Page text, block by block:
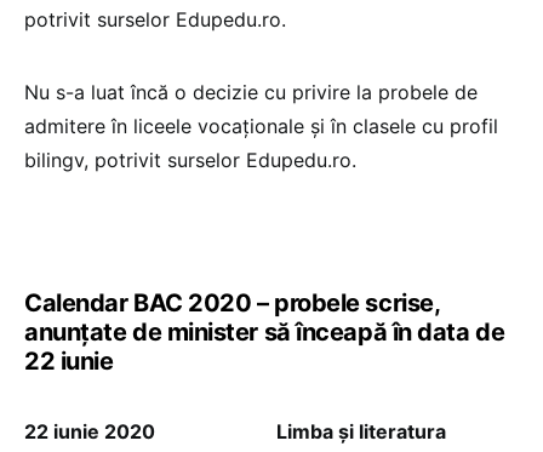
potrivit surselor Edupedu.ro.
Nu s-a luat încă o decizie cu privire la probele de
admitere în liceele vocaționale și în clasele cu profil
bilingv, potrivit surselor Edupedu.ro.
Calendar BAC 2020 – probele scrise,
anunțate de minister să înceapă în data de
22 iunie
22 iunie 2020
Limba și literatura